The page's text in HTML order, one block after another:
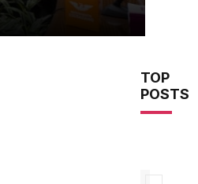
TOP
POSTS